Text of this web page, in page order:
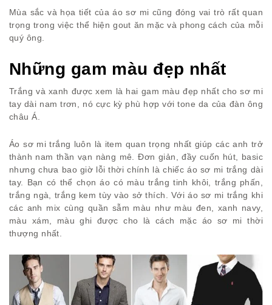
Mùa sắc và họa tiết của áo sơ mi cũng đóng vai trò rất quan
trọng trong việc thể hiện gout ăn mặc và phong cách của mỗi
quý ông.
Những gam màu đẹp nhất
Trắng và xanh được xem là hai gam màu đẹp nhất cho sơ mi
tay dài nam trơn, nó cực kỳ phù hợp với tone da của đàn ông
châu Á.
Áo sơ mi trắng luôn là item quan trọng nhất giúp các anh trở
thành nam thần vạn nàng mê. Đơn giản, đầy cuốn hút, basic
nhưng chưa bao giờ lỗi thời chính là chiếc áo sơ mi trắng dài
tay. Bạn có thể chọn áo có màu trắng tinh khôi, trắng phấn,
trắng ngà, trắng kem tùy vào sở thích. Với áo sơ mi trắng khi
các anh mix cùng quần sẫm màu như màu đen, xanh navy,
màu xám, màu ghi được cho là cách mặc áo sơ mi thời
thượng nhất.